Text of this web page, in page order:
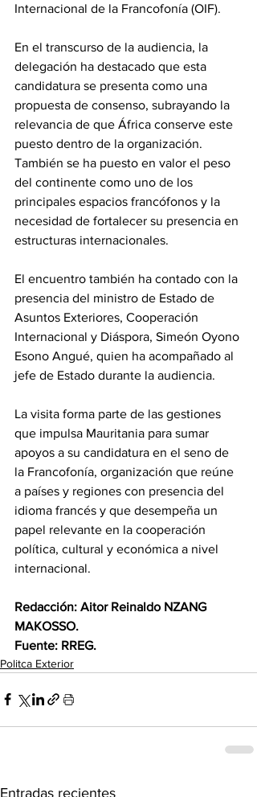
Internacional de la Francofonía (OIF).
En el transcurso de la audiencia, la
delegación ha destacado que esta
candidatura se presenta como una
propuesta de consenso, subrayando la
relevancia de que África conserve este
puesto dentro de la organización.
También se ha puesto en valor el peso
del continente como uno de los
principales espacios francófonos y la
necesidad de fortalecer su presencia en
estructuras internacionales.
El encuentro también ha contado con la
presencia del ministro de Estado de
Asuntos Exteriores, Cooperación
Internacional y Diáspora, Simeón Oyono
Esono Angué, quien ha acompañado al
jefe de Estado durante la audiencia.
La visita forma parte de las gestiones
que impulsa Mauritania para sumar
apoyos a su candidatura en el seno de
la Francofonía, organización que reúne
a países y regiones con presencia del
idioma francés y que desempeña un
papel relevante en la cooperación
política, cultural y económica a nivel
internacional.
Redacción: Aitor Reinaldo NZANG
MAKOSSO.
Fuente: RREG.
Politca Exterior
Entradas recientes